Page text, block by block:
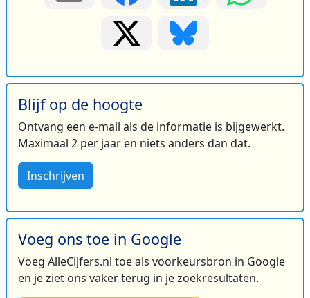
Blijf op de hoogte
Ontvang een e-mail als de informatie is bijgewerkt.
Maximaal 2 per jaar en niets anders dan dat.
Inschrijven
Voeg ons toe in Google
Voeg AlleCijfers.nl toe als voorkeursbron in Google
en je ziet ons vaker terug in je zoekresultaten.